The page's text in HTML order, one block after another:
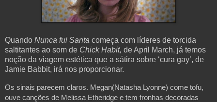
Quando Nunca fui Santa começa com líderes de torcida
saltitantes ao som de Chick Habit, de April March, já temos
noção da viagem estética que a sátira sobre ‘cura gay’, de
Jamie Babbit, irá nos proporcionar.
Os sinais parecem claros. Megan(Natasha Lyonne) come tofu,
ouve canções de Melissa Etheridge e tem fronhas decoradas